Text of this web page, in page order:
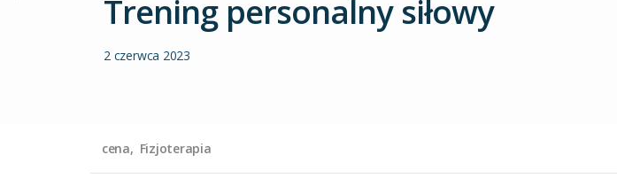
Trening personalny siłowy
2 czerwca 2023
cena Fizjoterapia